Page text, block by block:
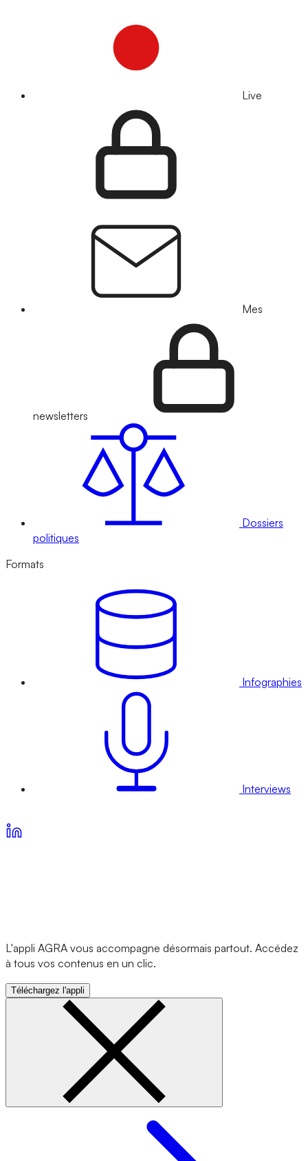
Live
Mes
newsletters
Dossiers
politiques
Formats
Infographies
Interviews
L'appli AGRA vous accompagne désormais partout. Accédez
à tous vos contenus en un clic.
Téléchargez l'appli